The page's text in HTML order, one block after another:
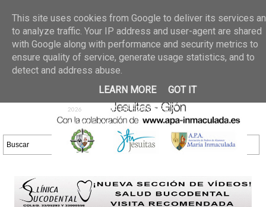
02 jun 2026
GALERIA DE FOTOS
30/05/2026
25 may 2026
GALERIA
DE FOTOS 23/05/2026
20 may
2026
GALERIA DE FOTOS
16/05/2026
DE FOTOS 09/05/2026
28 abr
2026
GALERIA DE FOTOS 25 Y
26/04/2026
This site uses cookies from Google to deliver its services
to analyze traffic. Your IP address and user-agent are shared
with Google along with performance and security metrics to
ensure quality of service, generate usage statistics, and to
detect and address abuse.
LEARN MORE
GOT IT